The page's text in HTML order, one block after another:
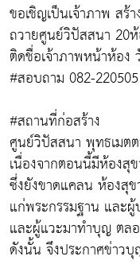
ขอเชิญเป็นเจ้าภาพ สร้
ถวายศูนย์วิปัสสนา 20
ติดชื่อเจ้าภาพหน้าห้อ
#สอบถาม 082-
#สถานที่ก่อสร้าง
ศูนย์วิปัสสนา พุทธเมต
เนื่องจากตอนนี้มีห้องสุ
ซึ่งยังขาดแคลน ห้องสุข
แก่พระกรรมฐาน และ
และผู้แวะมาทำบุญ ตล
ดังนั้น จึงประกาศข่าว